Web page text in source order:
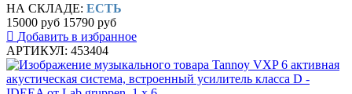
НА СКЛАДЕ: ЕСТЬ
15000 руб 15790 руб
Добавить в избранное
АРТИКУЛ: 453404